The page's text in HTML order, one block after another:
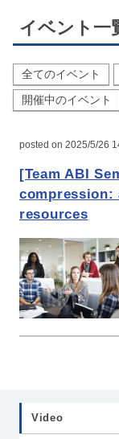
イベント一
全てのイベント
開催中のイベント
posted on 2025/5/26
[Team ABI
resources
Video